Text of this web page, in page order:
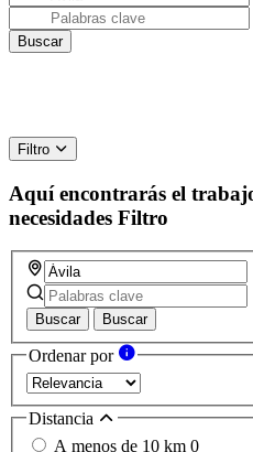
Filtro
Aquí encontrarás el
necesidades Filtro
Buscar Buscar
Ordenar por
Distancia
A menos de 10 km 0